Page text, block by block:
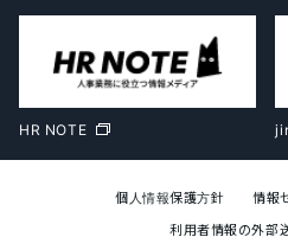
HR NOTE
個人情報保護方針
情報
利用者情報の外部